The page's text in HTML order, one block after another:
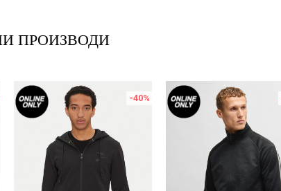
ПРОИЗВОДИ
-40%